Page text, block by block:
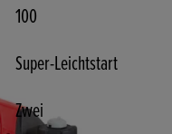
100
Super-Leichtstart
Zwei